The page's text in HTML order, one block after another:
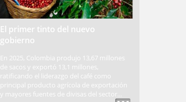
El primer tinto del nuevo
gobierno
En 2025, Colombia produjo 13,67 millones
de sacos y exportó 13,1 millones,
ratificando el liderazgo del café como
principal producto agrícola de exportación
y mayores fuentes de divisas del sector...